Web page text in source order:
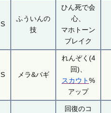
S
ふういんの
技
ひん死で会
心、
マホトーン
ブレイク
S メラ&バギ
れんぞく(4
回)、
スカウト%
アップ
回復のコ